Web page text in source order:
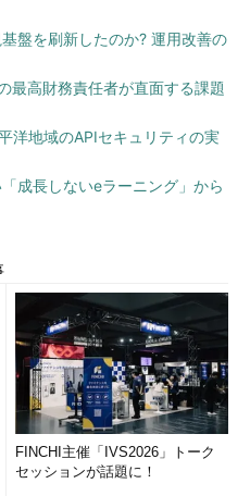
盤を刷新したのか? 運用改善の
最高財務責任者が直面する課題
洋地域のAPIセキュリティの実
成長しないeラーニング」から
FINCHI主催「IVS2026」トーク
セッションが話題に！